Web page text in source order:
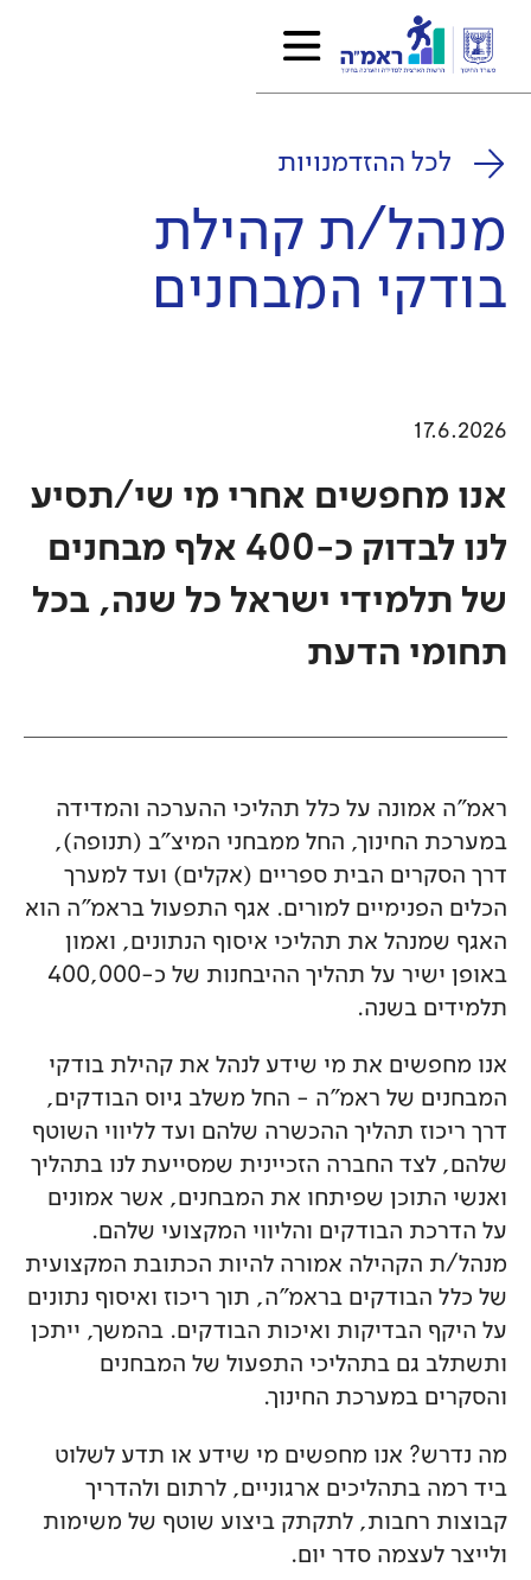
לכל ההזדמנויות
מנהל/ת קהילת
בודקי המבחנים
17.6.2026
אנו מחפשים אחרי מי שי/תסיע
לנו לבדוק כ-400 אלף מבחנים
של תלמידי ישראל כל שנה, בכל
תחומי הדעת
ראמ"ה אמונה על כלל תהליכי ההערכה והמדידה
במערכת החינוך, החל ממבחני המיצ"ב (תנופה),
דרך הסקרים הבית ספריים (אקלים) ועד למערך
הכלים הפנימיים למורים. אגף התפעול בראמ"ה הוא
האגף שמנהל את תהליכי איסוף הנתונים, ואמון
באופן ישיר על תהליך ההיבחנות של כ-400,000
תלמידים בשנה.
אנו מחפשים את מי שידע לנהל את קהילת בודקי
המבחנים של ראמ"ה - החל משלב גיוס הבודקים,
דרך ריכוז תהליך ההכשרה שלהם ועד לליווי השוטף
שלהם, לצד החברה הזכיינית שמסייעת לנו בתהליך
ואנשי התוכן שפיתחו את המבחנים, אשר אמונים
על הדרכת הבודקים והליווי המקצועי שלהם.
מנהל/ת הקהילה אמורה להיות הכתובת המקצועית
של כלל הבודקים בראמ"ה, תוך ריכוז ואיסוף נתונים
על היקף הבדיקות ואיכות הבודקים. בהמשך, ייתכן
ותשתלב גם בתהליכי התפעול של המבחנים
והסקרים במערכת החינוך.
מה נדרש? אנו מחפשים מי שידע או תדע לשלוט
ביד רמה בתהליכים ארגוניים, לרתום ולהדריך
קבוצות רחבות, לתקתק ביצוע שוטף של משימות
ולייצר לעצמה סדר יום.